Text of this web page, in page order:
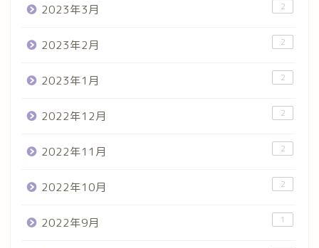
2023年3月 2
2023年2月 2
2023年1月 2
2022年12月 2
2022年11月 2
2022年10月 2
2022年9月 1